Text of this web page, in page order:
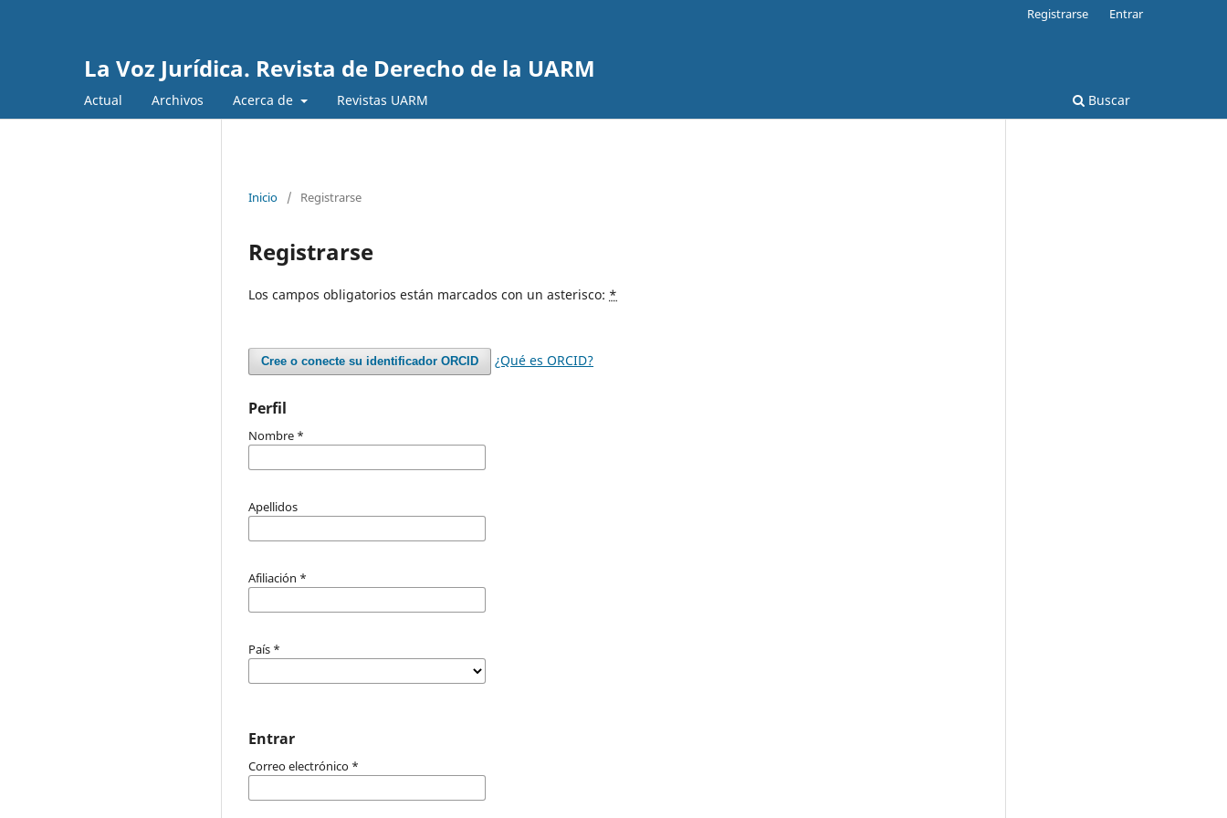
La Voz Jurídica. Revista de Derecho de la UARM
Actual Archivos Acerca de Revistas UARM Buscar
Registrarse Entrar
Inicio / Registrarse
Registrarse
Los campos obligatorios están marcados con un asterisco: *
Cree o conecte su identificador ORCID ¿Qué es ORCID?
Perfil
Nombre *
Apellidos
Afiliación *
País *
Entrar
Correo electrónico *